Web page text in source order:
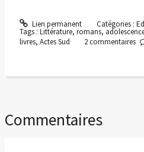
Lien permanent Catégories :
Tags : Littérature, romans,
livres, Actes Sud 2commentaires
Commentaires